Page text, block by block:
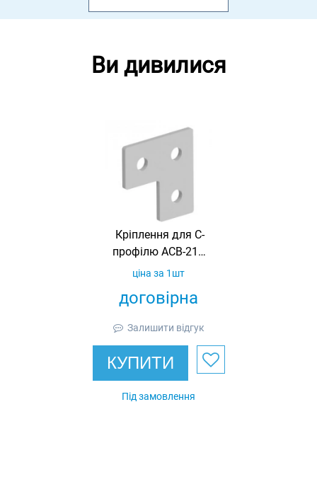
Ви дивилися
Кріплення для С-
профілю ACB-210,
гарячеоцинковане,
договірна
ціна за 1шт
Залишити відгук
КУПИТИ
Під замовлення